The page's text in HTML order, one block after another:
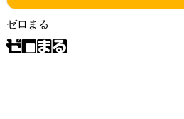
ゼロまる